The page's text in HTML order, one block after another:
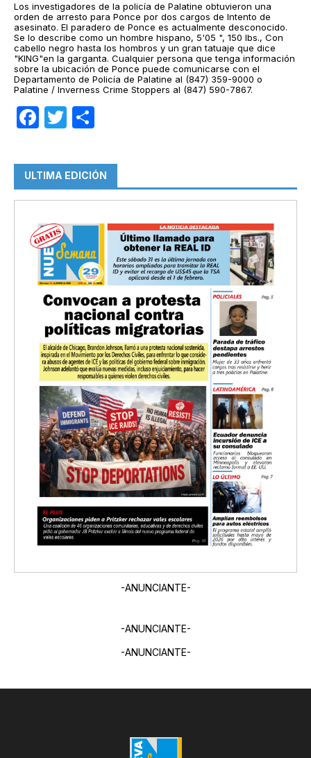
Los investigadores de la policía de Palatine obtuvieron una
orden de arresto para Ponce por dos cargos de Intento de
asesinato. El paradero de Ponce es actualmente desconocido.
Se lo describe como un hombre hispano, 5'05 ", 150 lbs., Con
cabello negro hasta los hombros y un gran tatuaje que dice
"KING"en la garganta. Cualquier persona que tenga información
sobre la ubicación de Ponce puede comunicarse con el
Departamento de Policía de Palatine al (847) 359-9000 o
Palatine / Inverness Crime Stoppers al (847) 590-7867.
Facebook
Twitter
ULTIMA EDICIÓN
-ANUNCIANTE-
-ANUNCIANTE-
-ANUNCIANTE-